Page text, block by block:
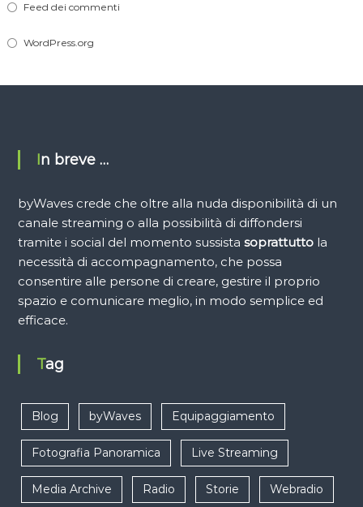
Feed dei commenti
WordPress.org
In breve …
byWaves crede che oltre alla nuda disponibilità di un
canale streaming o alla possibilità di diffondersi
tramite i social del momento sussista soprattuttola
necessità di accompagnamento, che possa
consentire alle persone di creare, gestire il proprio
spazio e comunicare meglio, in modo semplice ed
efficace.
Tag
Blog byWaves Equipaggiamento
Fotografia Panoramica Live Streaming
Media Archive Radio Storie Webradio